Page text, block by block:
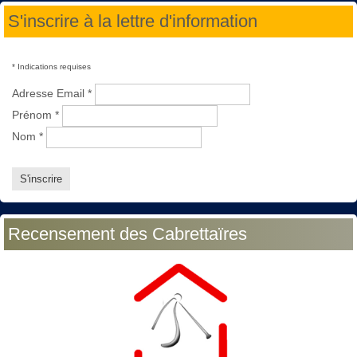
S'inscrire à la lettre d'information
* Indications requises
Adresse Email *
Prénom *
Nom *
Recensement des Cabrettaïres